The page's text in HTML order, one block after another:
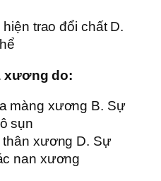
trao đổi chất D.
xương do:
màng xương B. Sự
sụn
xương D. Sự
nan xương